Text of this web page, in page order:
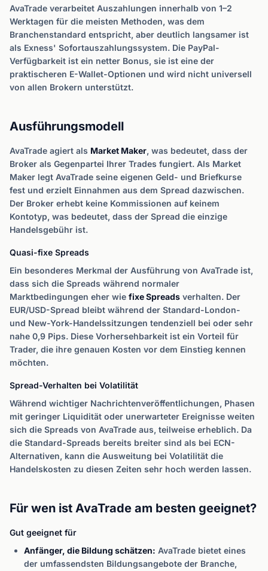
AvaTrade verarbeitet Auszahlungen innerhalb von 1–2
Werktagen für die meisten Methoden, was dem
Branchenstandard entspricht, aber deutlich langsamer ist
als Exness' Sofortauszahlungssystem. Die PayPal-
Verfügbarkeit ist ein netter Bonus, sie ist eine der
praktischeren E-Wallet-Optionen und wird nicht universell
von allen Brokern unterstützt.
Ausführungsmodell
AvaTrade agiert als Market Maker, was bedeutet, dass der
Broker als Gegenpartei Ihrer Trades fungiert. Als Market
Maker legt AvaTrade seine eigenen Geld- und Briefkurse
fest und erzielt Einnahmen aus dem Spread dazwischen.
Der Broker erhebt keine Kommissionen auf keinem
Kontotyp, was bedeutet, dass der Spread die einzige
Handelsgebühr ist.
Quasi-fixe Spreads
Ein besonderes Merkmal der Ausführung von AvaTrade ist,
dass sich die Spreads während normaler
Marktbedingungen eher wie fixe Spreads verhalten. Der
EUR/USD-Spread bleibt während der Standard-London-
und New-York-Handelssitzungen tendenziell bei oder sehr
nahe 0,9 Pips. Diese Vorhersehbarkeit ist ein Vorteil für
Trader, die ihre genauen Kosten vor dem Einstieg kennen
möchten.
Spread-Verhalten bei Volatilität
Während wichtiger Nachrichtenveröffentlichungen, Phasen
mit geringer Liquidität oder unerwarteter Ereignisse weiten
sich die Spreads von AvaTrade aus, teilweise erheblich. Da
die Standard-Spreads bereits breiter sind als bei ECN-
Alternativen, kann die Ausweitung bei Volatilität die
Handelskosten zu diesen Zeiten sehr hoch werden lassen.
Für wen ist AvaTrade am besten geeignet?
Gut geeignet für
Anfänger, die Bildung schätzen: AvaTrade bietet eines
der umfassendsten Bildungsangebote der Branche,